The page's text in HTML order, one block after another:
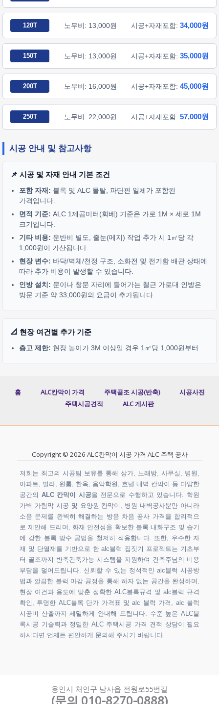
120T 노무비: 13,000원 시공+자재포함: 34,000원
150T 노무비: 13,000원 시공+자재포함: 35,000원
200T 노무비: 16,000원 시공+자재포함: 45,000원
250T 노무비: 22,000원 시공+자재포함: 57,000원
시공 안내 및 참고사항
📌 시공 및 자재 안내 기본 조건
포함 자재: 블록 및 ALC 몰탈, 파단핀 일체가 포함된
가격입니다.
면적 기준: ALC 1제곱미터(회베) 기준은 가로 1M × 세로 1M
크기입니다.
기타 비용: 운반비 별도, 줄눈(메지) 작업 추가 시 1㎡당 각
1,000원이 가산됩니다.
현장 변수: 바닥/벽체/천정 구조, 소화전 및 전기함 배관 상태에
따라 추가 비용이 발생할 수 있습니다.
인방 설치: 문이나 창문 자리에 들어가는 철근 가로대 인방은
방문 기준 약 33,000원의 요금이 추가됩니다.
📐 현장 여건별 추가 기준
층고 제한: 현장 높이가 3M 이상일 경우 1㎡당 1,000원부터
홈 ALC칸막이 가격 주택골조 시공(반축)
시공사진
주택시공견적
ALC 게시판
Copyright © 2026 ALC칸막이 시공 가격 ALC 주택 공사
저희는 최고의 시공팀 보유를 통해 상가, 노래방, 사무실, 병원,
아파트, 빌라, 원룸, 한옥, 음악학원, 호텔 내벽 칸막이 등 다양한
공간의 ALC 칸막이 시공을 전문으로 수행하고 있습니다. 학원
가벽 가림막 시공 및 요양원 칸막이, 병원 내벽공사뿐만 아니라
소음 문제를 완벽히 해결하는 방음 차음 공사 가격을 합리적으
로 제안해 드리며, 화재 안전성을 확보한 블록 내화구조 및 습기
에 강한 블록 방수 공법을 철저히 적용합니다. 또한, 우수한 자
재 및 단열재를 기반으로 한 alc블럭 집짓기 프로젝트는 기초부
터 골조까지 반축건축가능 시스템을 지원하여 건축주님의 비용
부담을 덜어드립니다. 신뢰할 수 있는 정석적인 alc블럭 시공방
법과 깔끔한 블럭 마감 공정을 통해 하자 없는 공간을 완성하며,
현장 여건과 용도에 맞춘 정확한 ALC블록규격 및 alc블럭 규격
확인, 투명한 ALC블록 단가 가격표 및 alc 블럭 가격, alc 블럭
시공비 산출까지 세밀하게 안내해 드립니다. 수준 높은 ALC블
록시공 기술력과 정밀한 ALC 주택시공 가격 견적 상담이 필요
하시다면 언제든 편안하게 문의해 주시기 바랍니다.
용인시 처인구 남사읍 전원로55번길
(문의 010-8270-0888)